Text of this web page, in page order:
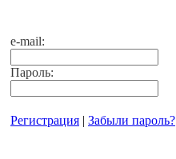
e-mail:
Пароль:
Регистрация | Забыли пароль?